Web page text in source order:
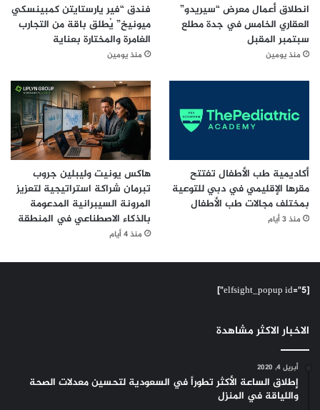
انطلاق أعمال معرض “سيريدو”
العقاري الخامس في جدة مطلع
سبتمبر المقبل
منذ يومين
فندق “فير يارستايتن كمبينسكي
ميونيخ” يُطلق باقة من التجارب
الغامرة والمختارة بعناية
منذ يومين
أكاديمية طب الأطفال تفتتح
مقرها الإقليمي في دبي للتوعية
بمختلف مجالات طب الأطفال
منذ 3 أيام
هاكس يونيت وليبلين جروب
تبرمان شراكة استراتيجية لتعزيز
المرونة السيبرانية المدعومة
بالذكاء الاصطناعي في المنطقة
منذ 4 أيام
[elfsight_popup id="5"]
الاخبار الاكثر مشاهدة
أبريل 4, 2020
إطلاق الساعة الأكثر تطوراً في السعودية لتحسين معدلات الصحة
واللياقة في المنزل